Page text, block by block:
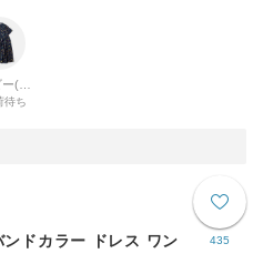
待ち
435
ドカラー ドレス ワン